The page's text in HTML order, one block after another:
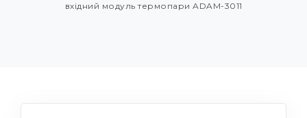
вхідний модуль термопари ADAM-3011